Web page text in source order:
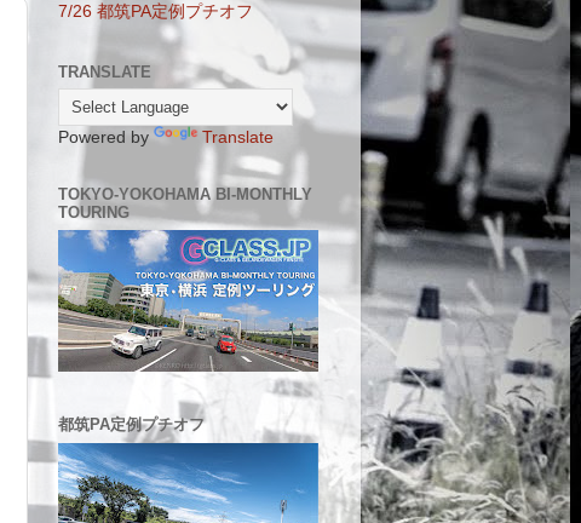
7/26 都筑PA定例プチオフ
TRANSLATE
Powered by Translate
TOKYO-YOKOHAMA BI-MONTHLY
TOURING
都筑PA定例プチオフ